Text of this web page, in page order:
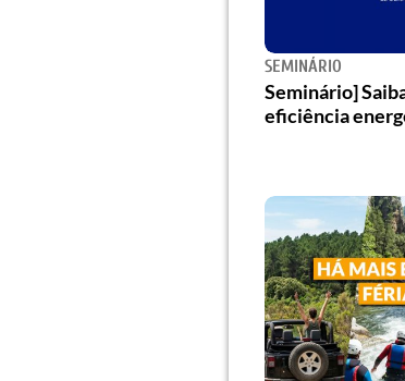
SEMINÁRIO
Seminário]
eficiência